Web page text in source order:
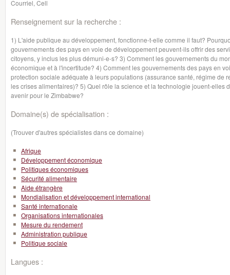
Courriel, Cell
Renseignement sur la recherche :
1) L'aide publique au développement, fonctionne-t-elle comme il faut?
gouvernements des pays en voie de développement peuvent-ils offrir des
citoyens, y inclus les plus démuni-e-s? 3) Comment les gouvernements du
économique et à l'incertitude? 4) Comment les gouvernements des pays en
protection sociale adéquate à leurs populations (assurance santé, régime de
les crises alimentaires)? 5) Quel rôle la science et la technologie jouent-elles
avenir pour le Zimbabwe?
Domaine(s) de spécialisation :
(Trouver d'autres spécialistes dans ce domaine)
Afrique
Développement économique
Politiques économiques
Sécurité alimentaire
Aide étrangère
Mondialisation et développement international
Santé internationale
Organisations internationales
Mesure du rendement
Administration publique
Politique sociale
Langues :